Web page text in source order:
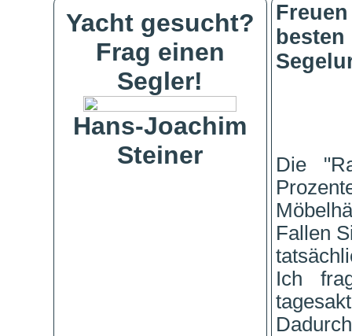
Yacht gesucht?
Frag einen
Segler!
Hans-Joachim
Steiner
Die
Fallen
Ich